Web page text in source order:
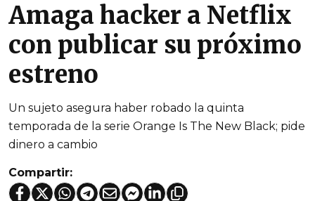
Amaga hacker a Netflix
con publicar su próximo
estreno
Un sujeto asegura haber robado la quinta
temporada de la serie Orange Is The New Black; pide
dinero a cambio
Compartir: